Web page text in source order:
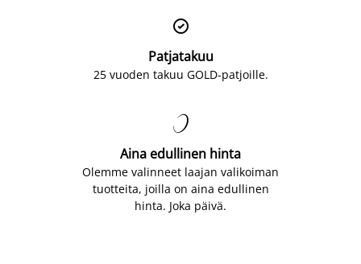

Patjatakuu
25 vuoden takuu GOLD-patjoille.

Aina edullinen hinta
Olemme valinneet laajan valikoiman
tuotteita, joilla on aina edullinen
hinta. Joka päivä.